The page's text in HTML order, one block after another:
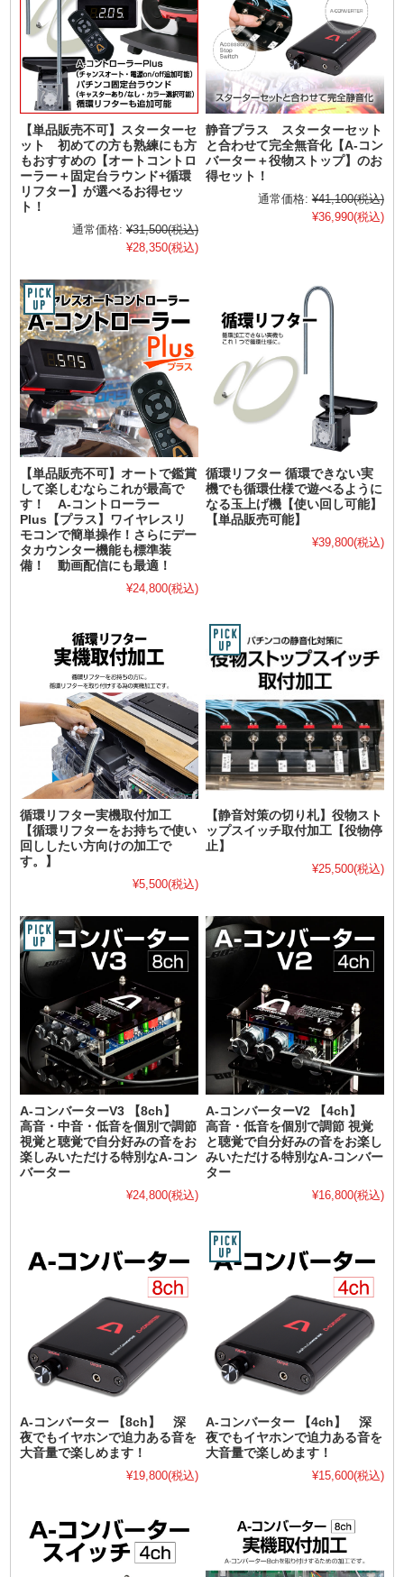
【単品販売不可】スターターセ
ット 初めての方も熟練にも方
もおすすめの【オートコントロ
ーラー＋固定台ラウンド+循環
リフター】が選べるお得セッ
ト！
通常価格: ¥31,500(税込)
¥28,350(税込)
静音プラス スターターセット
と合わせて完全無音化【A-コン
バーター＋役物ストップ】のお
得セット！
通常価格: ¥41,100(税込)
¥36,990(税込)
【単品販売不可】オートで鑑賞
して楽しむならこれが最高で
す！ A-コントローラー
Plus【プラス】ワイヤレスリ
モコンで簡単操作！さらにデー
タカウンター機能も標準装
備！ 動画配信にも最適！
¥24,800(税込)
循環リフター 循環できない実
機でも循環仕様で遊べるように
なる玉上げ機【使い回し可能】
【単品販売可能】
¥39,800(税込)
循環リフター実機取付加工
【循環リフターをお持ちで使い
回ししたい方向けの加工で
す。】
¥5,500(税込)
【静音対策の切り札】役物スト
ップスイッチ取付加工【役物停
止】
¥25,500(税込)
A-コンバーターV3 【8ch】
高音・中音・低音を個別で調節
視覚と聴覚で自分好みの音をお
楽しみいただける特別なA-コン
バーター
¥24,800(税込)
A-コンバーターV2 【4ch】
高音・低音を個別で調節 視覚
と聴覚で自分好みの音をお楽し
みいただける特別なA-コンバー
ター
¥16,800(税込)
A-コンバーター 【8ch】 深
夜でもイヤホンで迫力ある音を
大音量で楽しめます！
¥19,800(税込)
A-コンバーター 【4ch】 深
夜でもイヤホンで迫力ある音を
大音量で楽しめます！
¥15,600(税込)